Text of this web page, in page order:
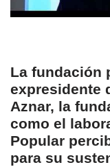
La fundación
expresidente
Aznar, la
como el
Popular
para su